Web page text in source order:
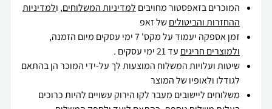
המוכרים בזאפסטור מחויבים למדיניות המשלוחים, ולמדיניות
ההחזרות והביטוליםשל זאפ
זמן אספקה יעמוד על מקס' 7 ימי עסקים מיום הזמנה,
ולמוצרים חריגים עד 21 ימי עסקים .
שיטות ועלויות המשלוח המוצעות לך על-ידי המוכר הן בהתאם
לגודלו ולאופיו של המוצר
משלוחים ליישובים מעבר לקו הירוק עשויים להיות כרוכים